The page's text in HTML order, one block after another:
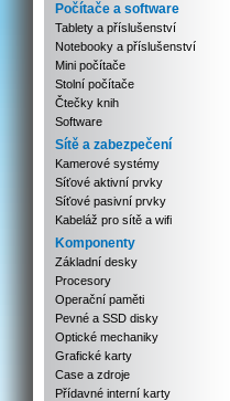
Počítače a software
Tablety a příslušenství
Notebooky a příslušenství
Mini počítače
Stolní počítače
Čtečky knih
Software
Sítě a zabezpečení
Kamerové systémy
Síťové aktivní prvky
Síťové pasivní prvky
Kabeláž pro sítě a wifi
Komponenty
Základní desky
Procesory
Operační paměti
Pevné a SSD disky
Optické mechaniky
Grafické karty
Case a zdroje
Přídavné interní karty